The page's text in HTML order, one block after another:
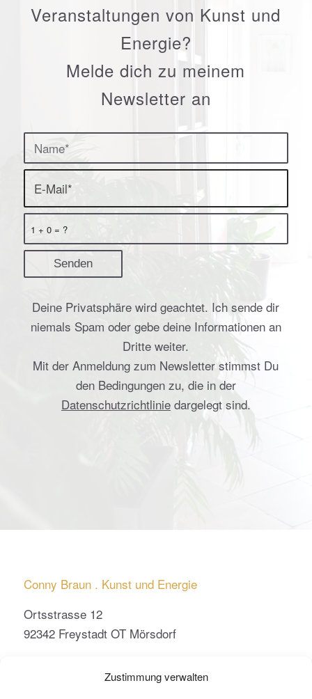
Zustimmung verwalten
Veranstaltungen von Kunst und
Energie?
Melde dich zu meinem
Newsletter an
1 + 0 = ?
Deine Privatsphäre wird geachtet. Ich sende dir
niemals Spam oder gebe deine Informationen an
Dritte weiter.
Mit der Anmeldung zum Newsletter stimmst Du
den Bedingungen zu, die in der
Datenschutzrichtliniedargelegt sind.
Conny Braun . Kunst und Energie
Ortsstrasse 12
92342 Freystadt OT Mörsdorf